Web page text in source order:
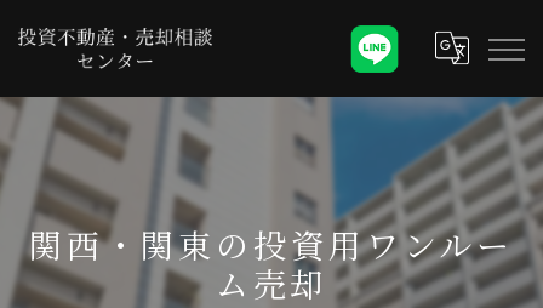
関西・関東の投資用ワンルー
ム売却